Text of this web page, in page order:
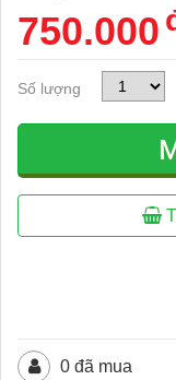
750.000
Số lượng
0 đã mua